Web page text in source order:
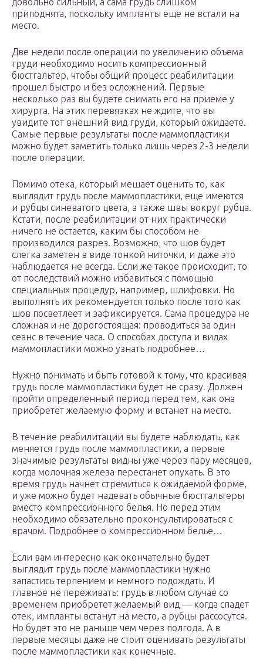
приподнята, поскольку импланты еще не встали на
место.
Две недели после операции по увеличению объема
груди необходимо носить компрессионный
бюстгальтер, чтобы общий процесс реабилитации
прошел быстро и без осложнений. Первые
несколько раз вы будете снимать его на приеме у
хирурга. На этих перевязках не ждите, что вы
увидите тот внешний вид груди, который ожидаете.
Самые первые результаты после маммопластики
можно будет заметить только лишь через 2-3 недели
после операции.
Помимо отека, который мешает оценить то, как
выглядит грудь после маммопластики, еще имеются
и рубцы синеватого цвета, а также швы вокруг рубца.
Кстати, после реабилитации от них практически
ничего не остается, каким бы способом не
производился разрез. Возможно, что шов будет
слегка заметен в виде тонкой ниточки, и даже это
наблюдается не всегда. Если же такое происходит, то
от последствий можно избавиться с помощью
специальных процедур, например, шлифовки. Но
выполнять их рекомендуется только после того как
шов посветлеет и зафиксируется. Сама процедура не
сложная и не дорогостоящая: проводиться за один
сеанс в течение часа. О способах доступа и видах
маммопластики можно узнать подробнее…
Нужно понимать и быть готовой к тому, что красивая
грудь после маммопластики будет не сразу. Должен
пройти определенный период перед тем, как она
приобретет желаемую форму и встанет на место.
В течение реабилитации вы будете наблюдать, как
меняется грудь после маммопластики, а первые
значимые результаты видны уже через пару месяцев,
когда молочная железа перестанет опухать. В это
время грудь начнет стремиться к ожидаемой форме,
и уже можно будет надевать обычные бюстгальтеры
вместо компрессионного белья. Но перед этим
необходимо обязательно проконсультироваться с
врачом. Подробнее о компрессионном белье…
Если вам интересно как окончательно будет
выглядит грудь после маммопластики нужно
запастись терпением и немного подождать. И
главное не переживать: грудь в любом случае со
временем приобретет желаемый вид — когда спадет
отек, импланты встанут на место, а рубцы рассосутся.
Но будет это не раньше чем через полгода. А в
первые месяцы даже не стоит оценивать результаты
после маммопластики как конечные.